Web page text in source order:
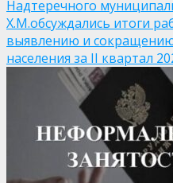
Надтеречного
Х.М.обсуждались итоги
выявлению и
населения за II квартал